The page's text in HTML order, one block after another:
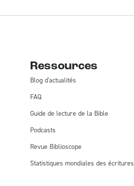
Ressources
Blog d'actualités
FAQ
Guide de lecture de la Bible
Podcasts
Revue Biblioscope
Statistiques mondiales des écritures